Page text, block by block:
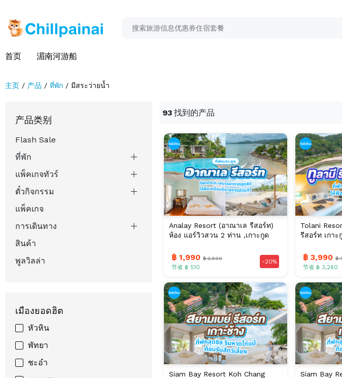
首页 湄南河游船
主页 产品 ที่พัก มีสระว่ายน้ำ
产品类别
Flash Sale
ที่พัก
แพ็คเกจทัวร์
ตั๋วกิจกรรม
แพ็คเกจ
การเดินทาง
สินค้า
พูลวิลล่า
เมืองยอดฮิต
หัวหิน
พัทยา
ชะอำ
93 找到的产品
Analay Resort (อาณาเล รีสอร์ท)
ห้อง แอร์วิวสวน 2 ท่าน ,เกาะกูด
฿ 1,990 ฿ 2,500
节省 ฿ 510
-20%
Tolani
รีสอร์ท เกาะ
฿ 3,990฿
节省 ฿ 3,260
Siam Bay Resort Koh Chang
Siam Bay